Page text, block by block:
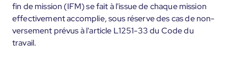
fin de mission (IFM) se fait à l'issue de chaque mission
effectivement accomplie, sous réserve des cas de non-
versement prévus à l'article L1251-33 du Code du
travail.